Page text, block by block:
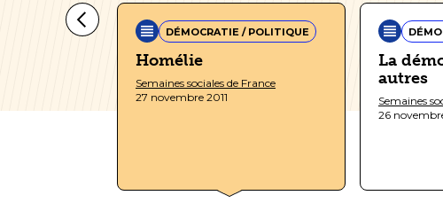
DÉMOCRATIE / POLITIQUE
Homélie
Semaines sociales de France
27 novembre 2011
La
autres
Semaines
26